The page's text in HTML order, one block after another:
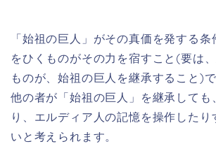
「始祖の巨人」がその真価を発する条
をひくものがその力を宿すこと(要は
ものが、始祖の巨人を継承すること)で
他の者が「始祖の巨人」を継承しても
り、エルディア人の記憶を操作したり
いと考えられます。